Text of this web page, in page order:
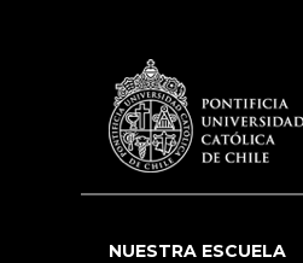
NUESTRA ESCUELA